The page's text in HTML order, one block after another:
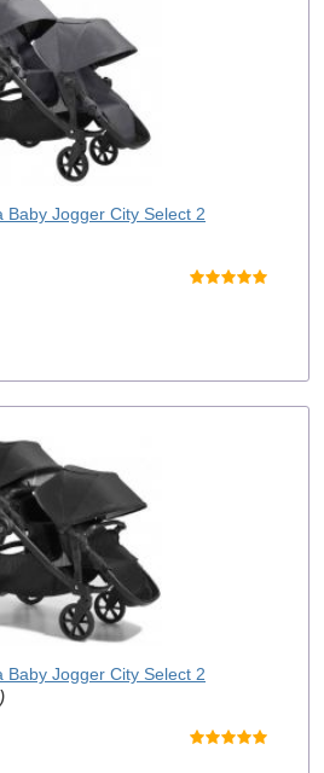
Baby Jogger City Select 2
Baby Jogger City Select 2